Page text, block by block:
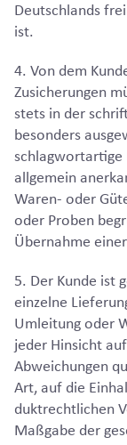
Deutschlands
ist.
4. Von dem
Zusicherungen
stets in der
besonders
schlagwortartige
allgemein
Waren- oder
oder Proben
Übernahme
5. Der Kunde ist
einzelne
Umleitung oder
jeder Hinsicht
Abweichungen
Art, auf die
duktrechtlichen
Maßgabe der